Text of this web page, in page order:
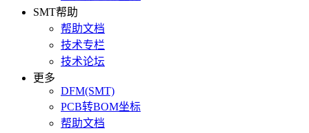
SMT帮助
帮助文档
技术专栏
技术论坛
更多
DFM(SMT)
PCB转BOM坐标
帮助文档